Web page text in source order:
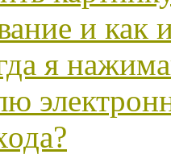
и как
я